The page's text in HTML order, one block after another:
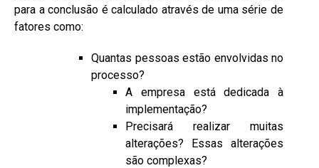
para a conclusão é calculado através de uma série de
fatores como:
Quantas pessoas estão envolvidas no
processo?
A empresa está dedicada à
implementação?
Precisará realizar muitas
alterações? Essas alterações
são complexas?